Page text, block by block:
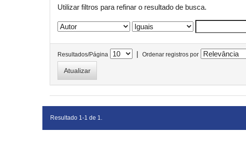
Utilizar filtros para refinar o resultado de busca.
Resultados/Página | Ordenar registros por
Resultado 1-1 de 1.